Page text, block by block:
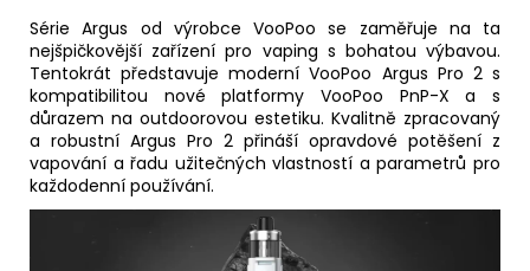
Série Argus od výrobce VooPoo se zaměřuje na ta
nejšpičkovější zařízení pro vaping s bohatou výbavou.
Tentokrát představuje moderní VooPoo Argus Pro 2 s
kompatibilitou nové platformy VooPoo PnP-X a s
důrazem na outdoorovou estetiku. Kvalitně zpracovaný
a robustní Argus Pro 2 přináší opravdové potěšení z
vapování a řadu užitečných vlastností a parametrů pro
každodenní používání.